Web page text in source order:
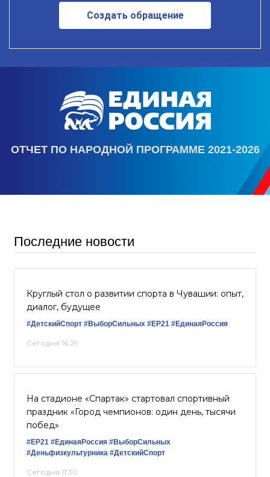
Создать обращение
ОТЧЕТ ПО НАРОДНОЙ ПРОГРАММЕ 2021-2026
Последние новости
Круглый стол о развитии спорта в Чувашии: опыт,
диалог, будущее
#ДетскийСпорт #ВыборСильных #ЕР21 #ЕдинаяРоссия
Сегодня 16:29
На стадионе «Спартак» стартовал спортивный
праздник «Город чемпионов: один день, тысячи
побед»
#ЕР21 #ЕдинаяРоссия #ВыборСильных
#Деньфизкультурника #ДетскийСпорт
Сегодня 11:30